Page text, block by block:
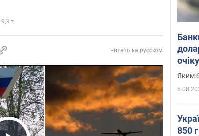
9,3 т.
Читать на русском
Яким
850